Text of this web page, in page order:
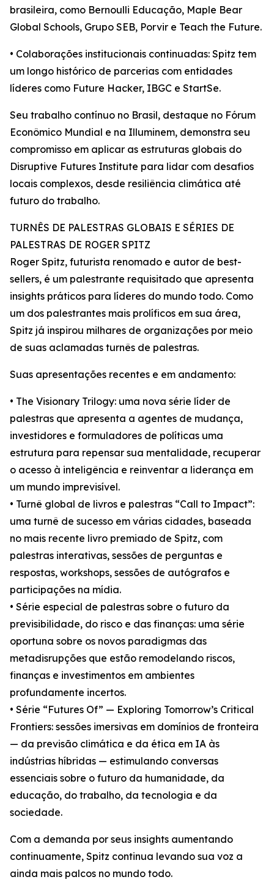
brasileira, como Bernoulli Educação, Maple Bear
Global Schools, Grupo SEB, Porvir e Teach the Future.
• Colaborações institucionais continuadas: Spitz tem
um longo histórico de parcerias com entidades
líderes como Future Hacker, IBGC e StartSe.
Seu trabalho contínuo no Brasil, destaque no Fórum
Econômico Mundial e na Illuminem, demonstra seu
compromisso em aplicar as estruturas globais do
Disruptive Futures Institute para lidar com desafios
locais complexos, desde resiliência climática até
futuro do trabalho.
TURNÊS DE PALESTRAS GLOBAIS E SÉRIES DE
PALESTRAS DE ROGER SPITZ
Roger Spitz, futurista renomado e autor de best-
sellers, é um palestrante requisitado que apresenta
insights práticos para líderes do mundo todo. Como
um dos palestrantes mais prolíficos em sua área,
Spitz já inspirou milhares de organizações por meio
de suas aclamadas turnês de palestras.
Suas apresentações recentes e em andamento:
• The Visionary Trilogy: uma nova série líder de
palestras que apresenta a agentes de mudança,
investidores e formuladores de políticas uma
estrutura para repensar sua mentalidade, recuperar
o acesso à inteligência e reinventar a liderança em
um mundo imprevisível.
• Turnê global de livros e palestras “Call to Impact”:
uma turnê de sucesso em várias cidades, baseada
no mais recente livro premiado de Spitz, com
palestras interativas, sessões de perguntas e
respostas, workshops, sessões de autógrafos e
participações na mídia.
• Série especial de palestras sobre o futuro da
previsibilidade, do risco e das finanças: uma série
oportuna sobre os novos paradigmas das
metadisrupções que estão remodelando riscos,
finanças e investimentos em ambientes
profundamente incertos.
• Série “Futures Of” — Exploring Tomorrow’s Critical
Frontiers: sessões imersivas em domínios de fronteira
— da previsão climática e da ética em IA às
indústrias híbridas — estimulando conversas
essenciais sobre o futuro da humanidade, da
educação, do trabalho, da tecnologia e da
sociedade.
Com a demanda por seus insights aumentando
continuamente, Spitz continua levando sua voz a
ainda mais palcos no mundo todo.